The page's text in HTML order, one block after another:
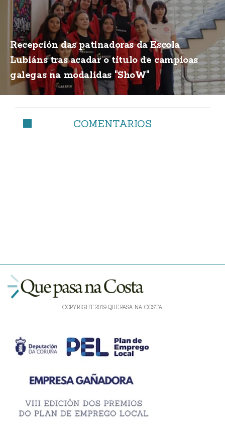
Recepción das patinadoras da Escola
Lubiáns tras acadar o título de campioas
galegas na modalidas "ShoW"
COMENTARIOS
COPYRIGHT 2019 QUE PASA NA COSTA